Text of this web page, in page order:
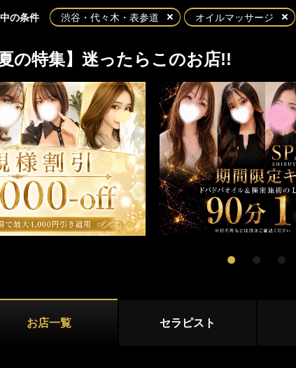
の条件 渋谷・代々木・表参道 オイルマッサージ
夏の特集】迷ったらこのお店!!
お店一覧 セラピスト
新宿・西東京エリア
新宿 大久保・高田馬場
吉祥寺・三鷹 国分寺・武蔵小金井
初台・幡ヶ谷・笹塚 調布・府中
西東京(田無)・東村山
池袋・大塚エリア
大塚・巣鴨
店舗型
マンション型
出張
施術内容
リンパマッ
ストレッチ
洗体
オプション